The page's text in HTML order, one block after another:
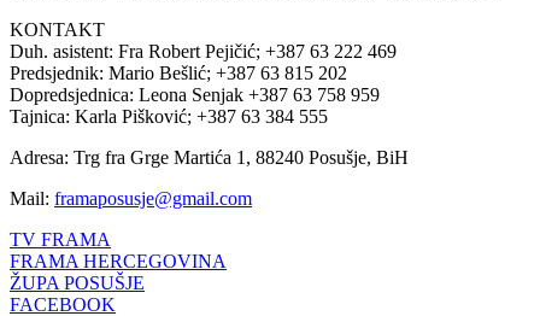
KONTAKT
Duh. asistent: Fra Robert Pejičić; +387 63 222 469
Predsjednik: Mario Bešlić; +387 63 815 202
Dopredsjednica: Leona Senjak +387 63 758 959
Tajnica: Karla Pišković; +387 63 384 555
Adresa: Trg fra Grge Martića 1, 88240 Posušje, BiH
Mail: framaposusje@gmail.com
TV FRAMA
FRAMA HERCEGOVINA
ŽUPA POSUŠJE
FACEBOOK